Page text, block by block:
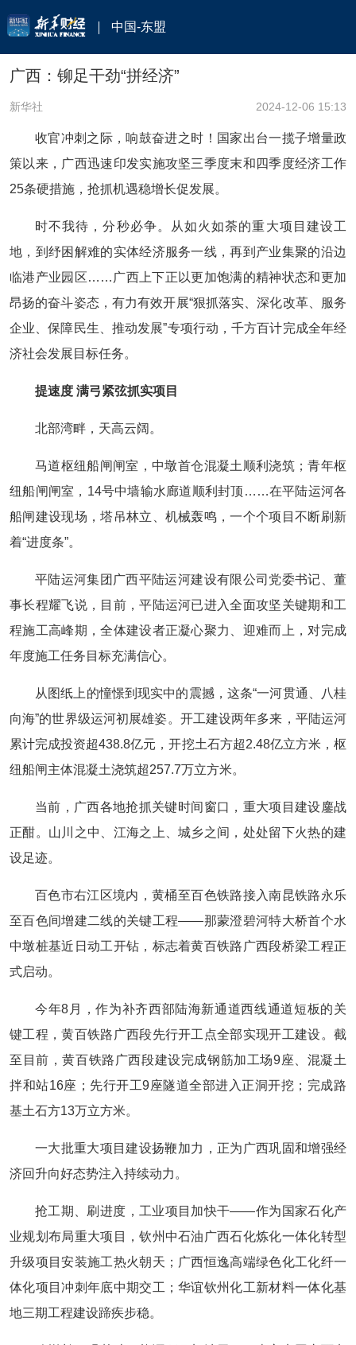
中国-东盟
广西：铆足干劲“拼经济”
新华社 2024-12-06 15:13
收官冲刺之际，响鼓奋进之时！国家出台一揽子增量政
策以来，广西迅速印发实施攻坚三季度末和四季度经济工作
25条硬措施，抢抓机遇稳增长促发展。
时不我待，分秒必争。从如火如荼的重大项目建设工
地，到纾困解难的实体经济服务一线，再到产业集聚的沿边
临港产业园区……广西上下正以更加饱满的精神状态和更加
昂扬的奋斗姿态，有力有效开展“狠抓落实、深化改革、服务
企业、保障民生、推动发展”专项行动，千方百计完成全年经
济社会发展目标任务。
提速度 满弓紧弦抓实项目
北部湾畔，天高云阔。
马道枢纽船闸闸室，中墩首仓混凝土顺利浇筑；青年枢
纽船闸闸室，14号中墙输水廊道顺利封顶……在平陆运河各
船闸建设现场，塔吊林立、机械轰鸣，一个个项目不断刷新
着“进度条”。
平陆运河集团广西平陆运河建设有限公司党委书记、董
事长程耀飞说，目前，平陆运河已进入全面攻坚关键期和工
程施工高峰期，全体建设者正凝心聚力、迎难而上，对完成
年度施工任务目标充满信心。
从图纸上的憧憬到现实中的震撼，这条“一河贯通、八桂
向海”的世界级运河初展雄姿。开工建设两年多来，平陆运河
累计完成投资超438.8亿元，开挖土石方超2.48亿立方米，枢
纽船闸主体混凝土浇筑超257.7万立方米。
当前，广西各地抢抓关键时间窗口，重大项目建设鏖战
正酣。山川之中、江海之上、城乡之间，处处留下火热的建
设足迹。
百色市右江区境内，黄桶至百色铁路接入南昆铁路永乐
至百色间增建二线的关键工程——那蒙澄碧河特大桥首个水
中墩桩基近日动工开钻，标志着黄百铁路广西段桥梁工程正
式启动。
今年8月，作为补齐西部陆海新通道西线通道短板的关
键工程，黄百铁路广西段先行开工点全部实现开工建设。截
至目前，黄百铁路广西段建设完成钢筋加工场9座、混凝土
拌和站16座；先行开工9座隧道全部进入正洞开挖；完成路
基土石方13万立方米。
一大批重大项目建设扬鞭加力，正为广西巩固和增强经
济回升向好态势注入持续动力。
抢工期、刷进度，工业项目加快干——作为国家石化产
业规划布局重大项目，钦州中石油广西石化炼化一体化转型
升级项目安装施工热火朝天；广西恒逸高端绿色化工化纤一
体化项目冲刺年底中期交工；华谊钦州化工新材料一体化基
地三期工程建设蹄疾步稳。